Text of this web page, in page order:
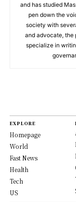
and has studied
pen down the
society with
and advocate, the
specialize in
EXPLORE
Homepage
World
Fast News
Health
Tech
US